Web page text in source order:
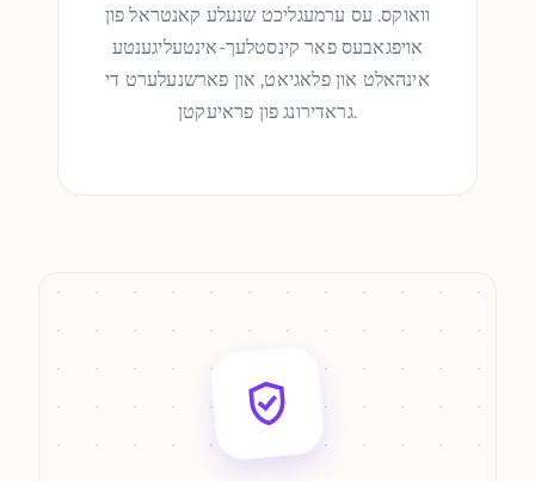
וואוקס. עס ערמעגליכט שנעלע קאנטראל פון
אויפגאבעס פאר קינסטלעך-אינטעליגענטע
אינהאלט און פלאגיאט, און פארשנעלערט די
גראדירונג פון פראיעקטן.